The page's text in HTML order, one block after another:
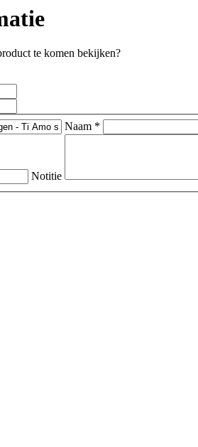
te komen bekijken?
Naam *
Notitie